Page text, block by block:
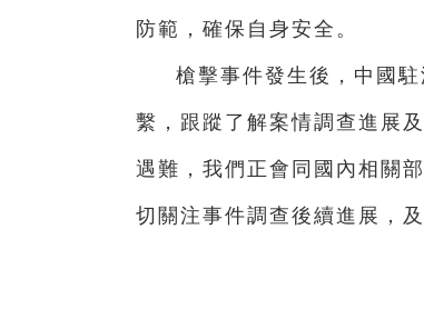
防範，確保自身安全。
槍擊事件發生後，中國
繫，跟蹤了解案情調查進展
遇難，我們正會同國內相關
切關注事件調查後續進展，